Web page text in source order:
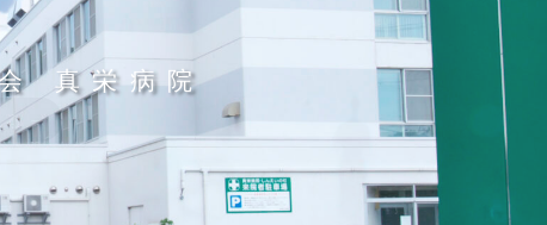
真栄病院
をいかす。
結びなおす。
する。
大切に。